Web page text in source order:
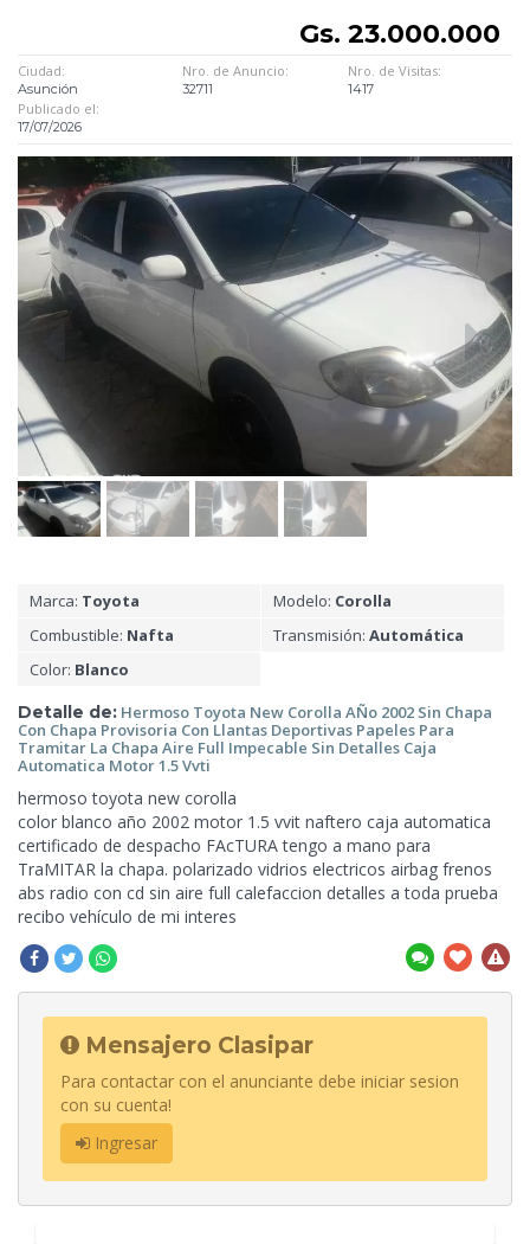
Gs. 23.000.000
Ciudad:
Asunción
Nro. de Anuncio:
32711
Nro. de Visitas:
1417
Publicado el:
17/07/2026
Marca: Toyota Modelo: Corolla
Combustible: Nafta Transmisión: Automática
Color: Blanco
Detalle de: Hermoso Toyota New Corolla AÑo 2002 Sin Chapa
Con Chapa Provisoria Con Llantas Deportivas Papeles Para
Tramitar La Chapa Aire Full Impecable Sin Detalles Caja
Automatica Motor 1.5 Vvti
hermoso toyota new corolla
color blanco año 2002 motor 1.5 vvit naftero caja automatica
certificado de despacho FAcTURA tengo a mano para
TraMITAR la chapa. polarizado vidrios electricos airbag frenos
abs radio con cd sin aire full calefaccion detalles a toda prueba
recibo vehículo de mi interes
Mensajero Clasipar
Para contactar con el anunciante debe iniciar sesion
con su cuenta!
Ingresar